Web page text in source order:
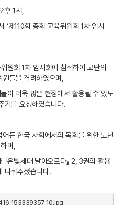
후1시 ,
‘제110회 총회 교육위원회1차 임시
위원회1차 임시회에 참석하여 교단의
들을 격려하였으며 ,
이 더욱 많은 현장에서 활용될 수 있도
기를 요청하였습니다.
든 한국 사회에서의 목회를 위한 노년
며 ,
은빛세대 날아오르다』 2, 3권의 활용
나눠주셨습니다.